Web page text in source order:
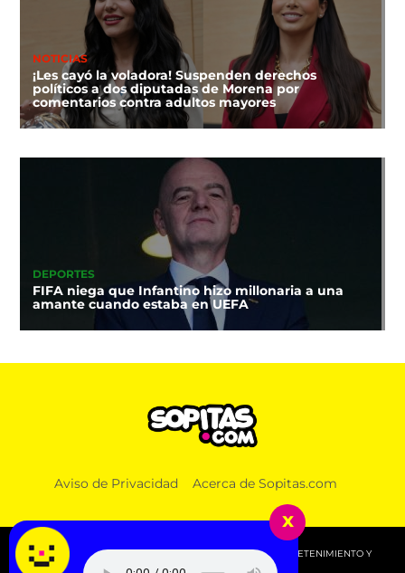
NOTICIAS
¡Les cayó la voladora! Suspenden derechos
políticos a dos diputadas de Morena por
comentarios contra adultos mayores
DEPORTES
FIFA niega que Infantino hizo millonaria a una
amante cuando estaba en UEFA
Aviso de Privacidad Acerca de Sopitas.com
© 2026 SOPITAS.COM - MÚSICA, NOTICIAS, DEPORTES, ENTRETENIMIENTO Y
x